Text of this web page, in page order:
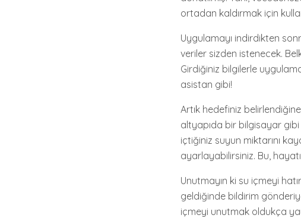
ortadan kaldırmak için
Uygulamayı indirdikten
veriler sizden istenecek.
Girdiğiniz bilgilerle
asistan gibi!
Artık hedefiniz
altyapıda bir bilgisayar gibi
içtiğiniz suyun miktarını
ayarlayabilirsiniz. Bu,
Unutmayın ki su içmeyi
geldiğinde bildirim
içmeyi unutmak oldukça